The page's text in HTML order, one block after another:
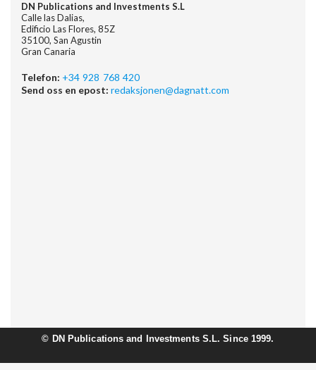
DN Publications and Investments S.L
Calle las Dalias,
Edificio Las Flores, 85Z
35100, San Agustin
Gran Canaria
Telefon: +34 928 768 420
Send oss en epost: redaksjonen@dagnatt.com
© DN Publications and Investments S.L. Since 1999.